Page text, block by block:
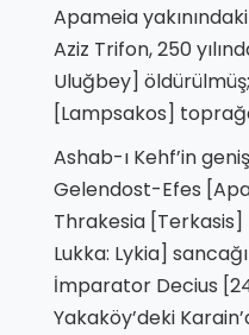
Apameia
Aziz Trifon, 250
Uluğbey]
[Lampsakos]
Ashab-ı Kehf’in
Gelendost-Efes
Thrakesia
Lukka: Lykia]
İmparator Decius
Yakaköy’deki